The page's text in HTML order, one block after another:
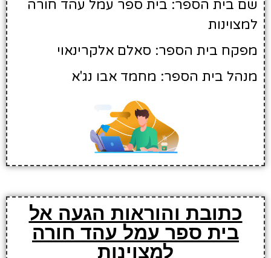
שם בית הספר: בית ספר עמל עהד חורה
למצוינות
מפקח בית הספר: סאלם אלקרינאוי
מנהל בית הספר: מחמד אבו נג'א
כתובת והוראות הגעה אל
בית ספר עמל עהד חורה
למצוינות